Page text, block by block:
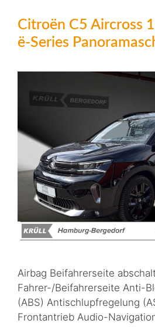
Citroën C5 Aircross
ë-Series
Airbag Beifahrerseite
Fahrer-/Beifahrerseite Anti-
(ABS) Antischlupfregelung
Frontantrieb Audio-